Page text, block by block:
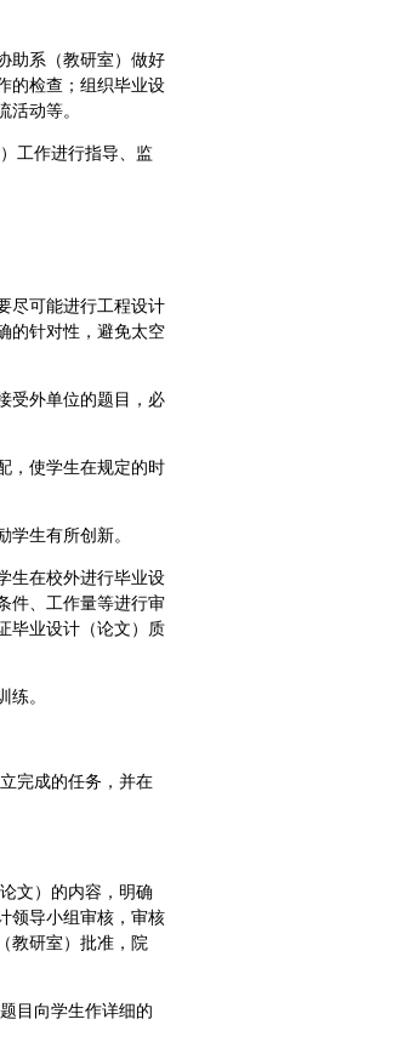
助系（教研室）做好
的检查；组织毕业设
动等。
工作进行指导、监
尽可能进行工程设计
的针对性，避免太空
受外单位的题目，必
，使学生在规定的时
学生有所创新。
生在校外进行毕业设
件、工作量等进行审
毕业设计（论文）质
练。
完成的任务，并在
文）的内容，明确
领导小组审核，审核
教研室）批准，院
目向学生作详细的